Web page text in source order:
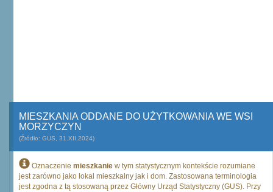
MIESZKANIA ODDANE DO UŻYTKOWANIA WE WSI
MORZYCZYN
(Źródło: GUS, 31.XII.2024)
Oznaczenie mieszkanie w tym statystycznym kontekście rozumiane
jest zarówno jako lokal mieszkalny jak i dom. Zastosowana terminologia
jest zgodna z tą stosowaną przez Główny Urząd Statystyczny (GUS). Przy